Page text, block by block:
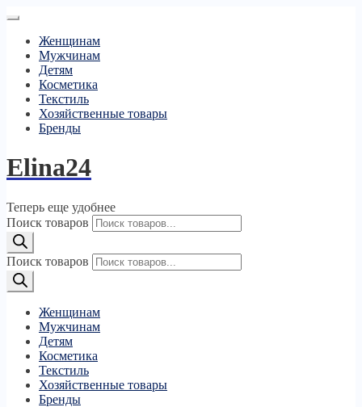
Женщинам
Мужчинам
Детям
Косметика
Текстиль
Хозяйственные товары
Бренды
Elina24
Теперь еще удобнее
Поиск товаров
Поиск товаров
Женщинам
Мужчинам
Детям
Косметика
Текстиль
Хозяйственные товары
Бренды